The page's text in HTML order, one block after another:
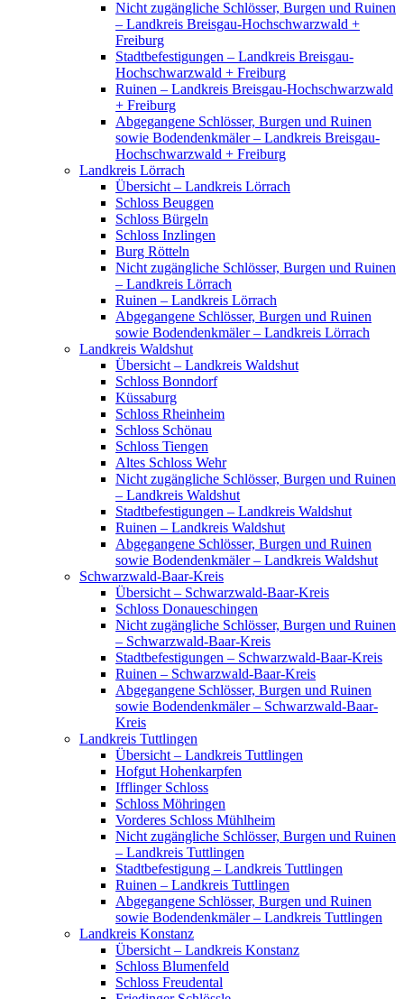
Nicht zugängliche Schlösser, Burgen und Ruinen
– Landkreis Breisgau-Hochschwarzwald +
Freiburg
Stadtbefestigungen – Landkreis Breisgau-
Hochschwarzwald + Freiburg
Ruinen – Landkreis Breisgau-Hochschwarzwald
+ Freiburg
Abgegangene Schlösser, Burgen und Ruinen
sowie Bodendenkmäler – Landkreis Breisgau-
Hochschwarzwald + Freiburg
Landkreis Lörrach
Übersicht – Landkreis Lörrach
Schloss Beuggen
Schloss Bürgeln
Schloss Inzlingen
Burg Rötteln
Nicht zugängliche Schlösser, Burgen und Ruinen
– Landkreis Lörrach
Ruinen – Landkreis Lörrach
Abgegangene Schlösser, Burgen und Ruinen
sowie Bodendenkmäler – Landkreis Lörrach
Landkreis Waldshut
Übersicht – Landkreis Waldshut
Schloss Bonndorf
Küssaburg
Schloss Rheinheim
Schloss Schönau
Schloss Tiengen
Altes Schloss Wehr
Nicht zugängliche Schlösser, Burgen und Ruinen
– Landkreis Waldshut
Stadtbefestigungen – Landkreis Waldshut
Ruinen – Landkreis Waldshut
Abgegangene Schlösser, Burgen und Ruinen
sowie Bodendenkmäler – Landkreis Waldshut
Schwarzwald-Baar-Kreis
Übersicht – Schwarzwald-Baar-Kreis
Schloss Donaueschingen
Nicht zugängliche Schlösser, Burgen und Ruinen
– Schwarzwald-Baar-Kreis
Stadtbefestigungen – Schwarzwald-Baar-Kreis
Ruinen – Schwarzwald-Baar-Kreis
Abgegangene Schlösser, Burgen und Ruinen
sowie Bodendenkmäler – Schwarzwald-Baar-
Kreis
Landkreis Tuttlingen
Übersicht – Landkreis Tuttlingen
Hofgut Hohenkarpfen
Ifflinger Schloss
Schloss Möhringen
Vorderes Schloss Mühlheim
Nicht zugängliche Schlösser, Burgen und Ruinen
– Landkreis Tuttlingen
Stadtbefestigung – Landkreis Tuttlingen
Ruinen – Landkreis Tuttlingen
Abgegangene Schlösser, Burgen und Ruinen
sowie Bodendenkmäler – Landkreis Tuttlingen
Landkreis Konstanz
Übersicht – Landkreis Konstanz
Schloss Blumenfeld
Schloss Freudental